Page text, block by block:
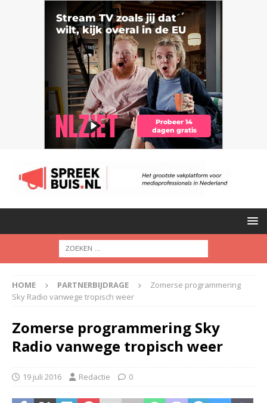
HOME PARTNERBIJDRAGE
Zomerse programmering
Sky Radio vanwege tropisch weer
Zomerse programmering Sky
Radio vanwege tropisch weer
19 juli 2016 Redactie 0